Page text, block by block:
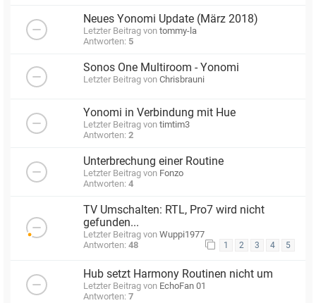
Neues Yonomi Update (März 2018)
Letzter Beitrag von tommy-la
Antworten: 5
Sonos One Multiroom - Yonomi
Letzter Beitrag von Chrisbrauni
Yonomi in Verbindung mit Hue
Letzter Beitrag von timtim3
Antworten: 2
Unterbrechung einer Routine
Letzter Beitrag von Fonzo
Antworten: 4
TV Umschalten: RTL, Pro7 wird nicht
gefunden...
Letzter Beitrag von Wuppi1977
Antworten: 48 1 2 3 4 5
Hub setzt Harmony Routinen nicht um
Letzter Beitrag von EchoFan 01
Antworten: 7